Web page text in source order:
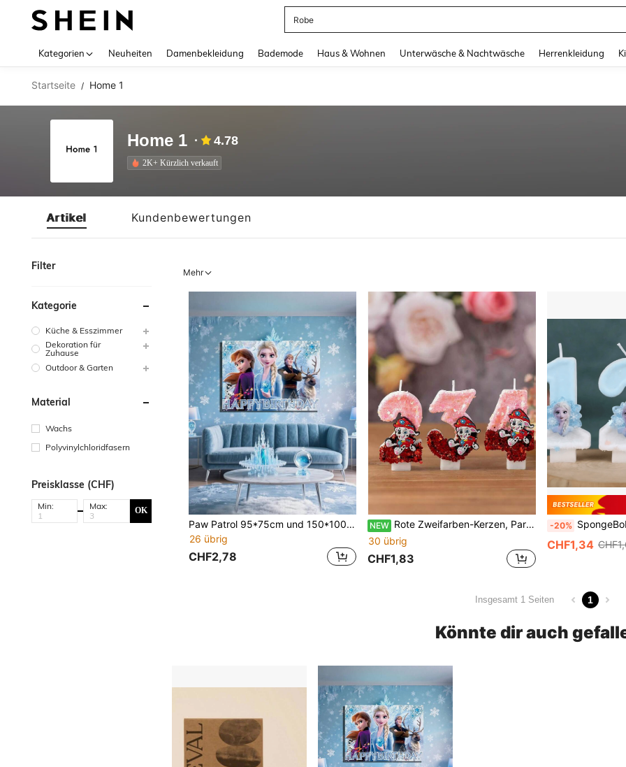
Robe
Kategorien Neuheiten Damenbekleidung Bademode Haus & Wohnen Unterwäsche & Nachtwäsche Herrenkleidung
Startseite / Home 1
Home 1 4.78
2K+ Kürzlich verkauft
Artikel Kundenbewertungen
Filter
Kategorie
Küche & Esszimmer
Dekoration für
Zuhause
Outdoor & Garten
Material
Wachs
Polyvinylchloridfasern
Preisklasse (CHF)
Min: Max: OK
Mehr
Paw Patrol 95*75cm und 150*100cm dekoratives Banner Hintergrund, Themen-Hintergrundtuch, geeignet für Garten Outdoor Geburtstagsfeier Dekoration, Heim Geburtstagsfeier Dekoration Hintergrundtuch, Partygeschenke, Outdoor Garten Dekoration
26 übrig
CHF2,78
NEW Rote Zweifarben-Kerzen, Partygeschenke, Partydekoration Zahlenkerzen, Jubiläums-Zahlenkerzen, Outdoor-Geburtstagsdekoration Kerzen, Weiches Gummi, Schlafzimmerdekoration, Selbstklebende Tapete, Poster, Junggesellinnenabschied, Weihnachten
30 übrig
CHF1,83
-20% SpongeBob SquarePants digitale Kerzen, Partygeschenke,
CHF1,34
Insgesamt 1 Seiten 1
Könnte dir auch